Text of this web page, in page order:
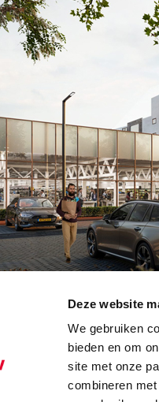
Deze website
We gebruiken
bieden en om
site met onze
combineren